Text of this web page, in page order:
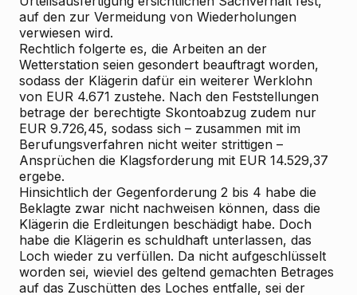
auf den zur Vermeidung von Wiederholungen
verwiesen wird.
Rechtlich folgerte es, die Arbeiten an der
Wetterstation seien gesondert beauftragt worden,
sodass der Klägerin dafür ein weiterer Werklohn
von EUR 4.671 zustehe. Nach den Feststellungen
betrage der berechtigte Skontoabzug zudem nur
EUR 9.726,45, sodass sich – zusammen mit im
Berufungsverfahren nicht weiter strittigen –
Ansprüchen die Klagsforderung mit EUR 14.529,37
ergebe.
Hinsichtlich der Gegenforderung 2 bis 4 habe die
Beklagte zwar nicht nachweisen können, dass die
Klägerin die Erdleitungen beschädigt habe. Doch
habe die Klägerin es schuldhaft unterlassen, das
Loch wieder zu verfüllen. Da nicht aufgeschlüsselt
worden sei, wieviel des geltend gemachten Betrages
auf das Zuschütten des Loches entfalle, sei der